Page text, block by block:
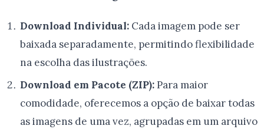
Download Individual:Cada imagem pode ser
baixada separadamente, permitindo flexibilidade
na escolha das ilustrações.
Download em Pacote (ZIP):Para maior
comodidade, oferecemos a opção de baixar todas
as imagens de uma vez, agrupadas em um arquivo